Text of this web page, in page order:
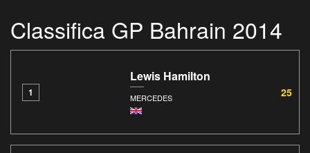
Classifica GP Bahrain 2014
1
Lewis Hamilton
MERCEDES 25